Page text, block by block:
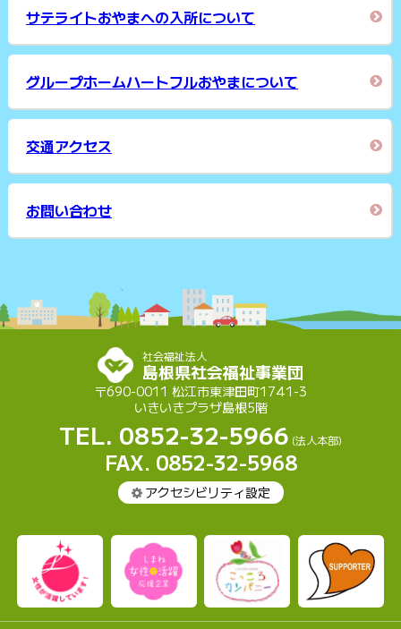
サテライトおやまへの入所について
グループホームハートフルおやまについて
交通アクセス
お問い合わせ
社会福祉法人
島根県社会福祉事業団
〒690-0011 松江市東津田町1741-3
いきいきプラザ島根5階
TEL. 0852-32-5966 (法人本部)
FAX. 0852-32-5968
アクセシビリティ設定